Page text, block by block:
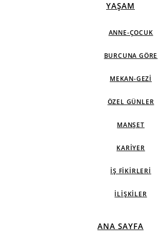
YAŞAM
ANNE-ÇOCUK
BURCUNA GÖRE
MEKAN-GEZI
ÖZEL GÜNLER
MANŞET
KARIYER
İŞ FIKIRLERI
İLIŞKILER
ANA SAYFA